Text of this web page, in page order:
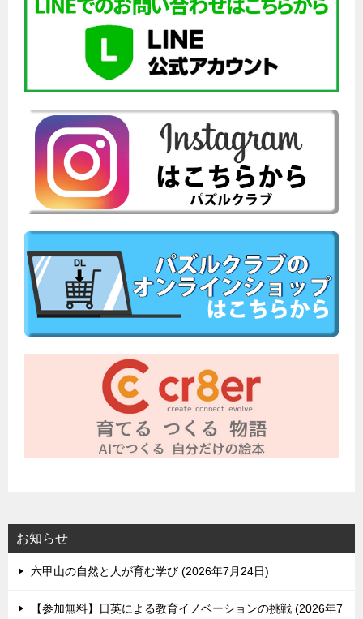
お知らせ
六甲山の自然と人が育む学び 2026年7月24日
【参加無料】日英による教育イノベーションの挑戦
2026年7